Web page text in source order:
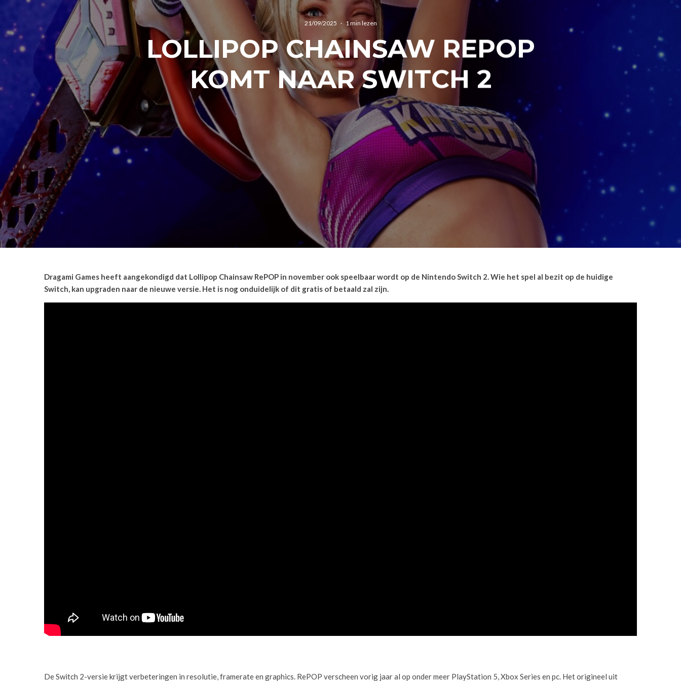
21/09/2025 · 1 min lezen
LOLLIPOP CHAINSAW REPOP
KOMT NAAR SWITCH 2
Dragami Games heeft aangekondigd dat Lollipop Chainsaw RePOP in november ook speelbaar wordt op de Nintendo Switch 2. Wie het spel al bezit op de huidige
Switch, kan upgraden naar de nieuwe versie. Het is nog onduidelijk of dit gratis of betaald zal zijn.
De Switch 2-versie krijgt verbeteringen in resolutie, framerate en graphics. RePOP verscheen vorig jaar al op onder meer PlayStation 5, Xbox Series en pc. Het origineel uit